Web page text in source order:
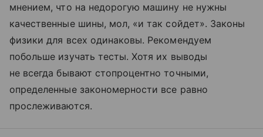
мнением, что на недорогую машину не нужны
качественные шины, мол, «и так сойдет». Законы
физики для всех одинаковы. Рекомендуем
побольше изучать тесты. Хотя их выводы
не всегда бывают стопроцентно точными,
определенные закономерности все равно
прослеживаются.